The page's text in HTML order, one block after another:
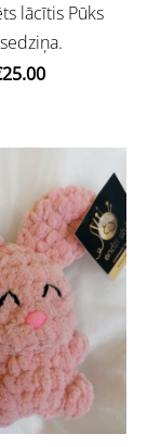
lācītis Pūks